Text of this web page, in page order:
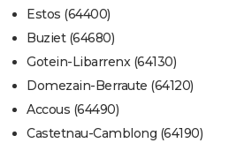
Estos (64400)
Buziet (64680)
Gotein-Libarrenx (64130)
Domezain-Berraute (64120)
Accous (64490)
Castetnau-Camblong (64190)